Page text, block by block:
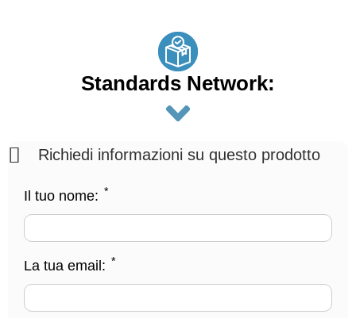
Standards Network:
Richiedi informazioni su questo prodotto
Il tuo nome: *
La tua email: *